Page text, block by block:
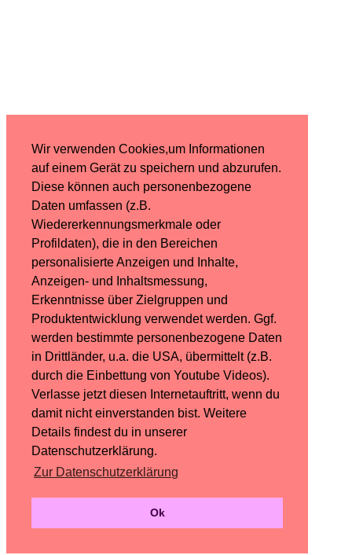
Wir verwenden Cookies,um Informationen
auf einem Gerät zu speichern und abzurufen.
Diese können auch personenbezogene
Daten umfassen (z.B.
Wiedererkennungsmerkmale oder
Profildaten), die in den Bereichen
personalisierte Anzeigen und Inhalte,
Anzeigen- und Inhaltsmessung,
Erkenntnisse über Zielgruppen und
Produktentwicklung verwendet werden. Ggf.
werden bestimmte personenbezogene Daten
in Drittländer, u.a. die USA, übermittelt (z.B.
durch die Einbettung von Youtube Videos).
Verlasse jetzt diesen Internetauftritt, wenn du
damit nicht einverstanden bist. Weitere
Details findest du in unserer
Datenschutzerklärung.
Zur Datenschutzerklärung
Ok